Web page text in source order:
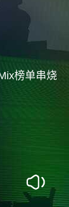
榜单串烧